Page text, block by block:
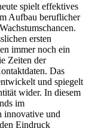
spielt effektives
Aufbau beruflicher
ersten
immer noch ein
Zeiten der
Das
und spiegelt
wider. In diesem
im
innovative und
Eindruck